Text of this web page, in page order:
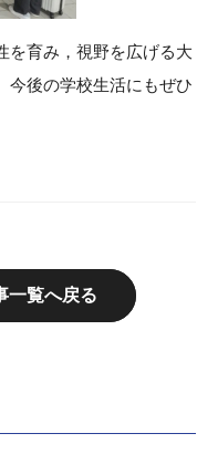
を育み，視野を広げる大
今後の学校生活にもぜひ
一覧へ戻る